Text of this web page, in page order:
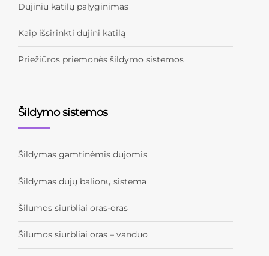
Dujiniu katilų palyginimas
Kaip išsirinkti dujini katilą
Priežiūros priemonės šildymo sistemos
Šildymo sistemos
Šildymas gamtinėmis dujomis
Šildymas dujų balionų sistema
Šilumos siurbliai oras-oras
Šilumos siurbliai oras – vanduo